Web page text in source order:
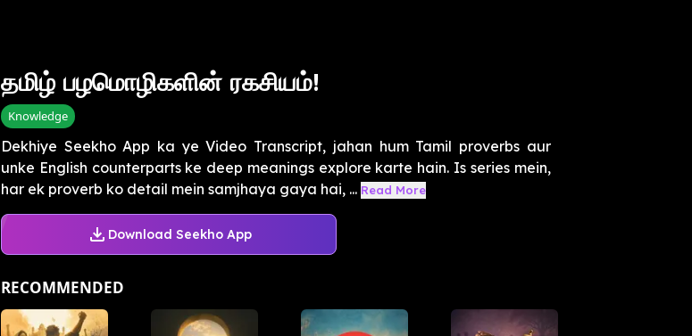
தமிழ் பழமொழிகளின் ரகசியம்!
Knowledge
Dekhiye Seekho App ka ye Video Transcript, jahan hum Tamil proverbs aur
unke English counterparts ke deep meanings explore karte hain. Is series mein,
har ek proverb ko detail mein samjhaya gaya hai, ... Read More
Download Seekho App
RECOMMENDED